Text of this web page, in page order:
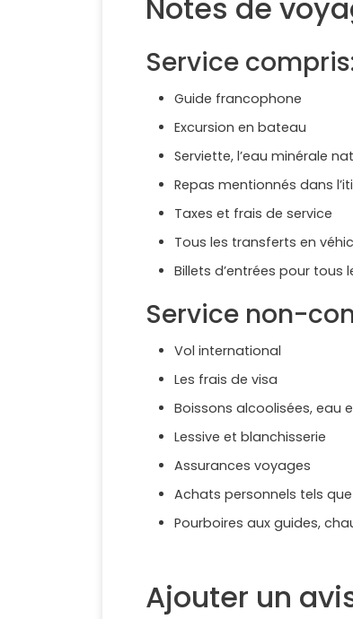
Notes de
Service
Guide francophone
Excursion en bateau
Serviette, l’eau minérale
Repas mentionnés dans
Taxes et frais de service
Tous les transferts en
Billets d’entrées pour tous
Service non-
Vol international
Les frais de visa
Boissons alcoolisées, eau
Lessive et blanchisserie
Assurances voyages
Achats personnels tels
Pourboires aux guides,
Ajouter un